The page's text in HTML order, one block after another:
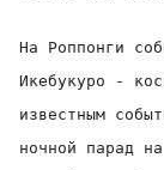
На Роппонги
Икебукуро -
известным
ночной парад